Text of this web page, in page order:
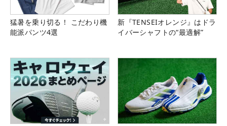
猛暑を乗り切る！ こだわり機
能派パンツ4選
新『TENSEIオレンジ』はドラ
イバーシャフトの“最適解”